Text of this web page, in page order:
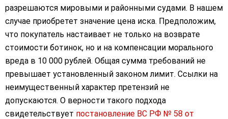
разрешаются мировыми и районными судами. В нашем
случае приобретет значение цена иска. Предположим,
что покупатель настаивает не только на возврате
стоимости ботинок, но и на компенсации морального
вреда в 10 000 рублей. Общая сумма требований не
превышает установленный законом лимит. Ссылки на
неимущественный характер претензий не
допускаются. О верности такого подхода
свидетельствует постановление ВС РФ № 58 от